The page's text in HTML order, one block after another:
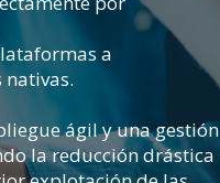
a
nativas.
ágil y una gestión
la reducción drástica